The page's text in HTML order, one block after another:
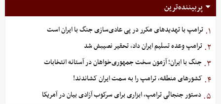
پربیننده‌ترین
۱. ترامپ با تهدیدهای مکرر در پی عادی‌سازی جنگ با ایران است
۲. ترامپ وعده تسلیم ایران داد، تحقیر نصیبش شد
۳. جنگ با ایران؛ آزمون سخت جمهوری‌خواهان در آستانه انتخابات
۴. کشورهای منطقه، ترامپ را به سمت ایران کشاندند!
۵. دستور جنجالی ترامپ، ابزاری برای سرکوب آزادی بیان در آمریکا